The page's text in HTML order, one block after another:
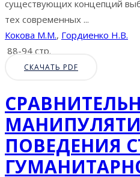
существующих концепций
тех современных ...
Кокова М.М., Гордиенко Н.В.
88-94 стр.
СКАЧАТЬ PDF
ПОВЕДЕНИЯ